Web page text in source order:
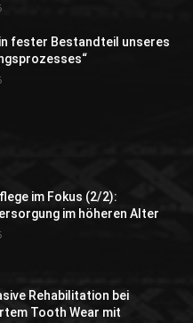
fester Bestandteil unseres
im Fokus (2/2):
im höheren Alter
Rehabilitation bei
Tooth Wear mit